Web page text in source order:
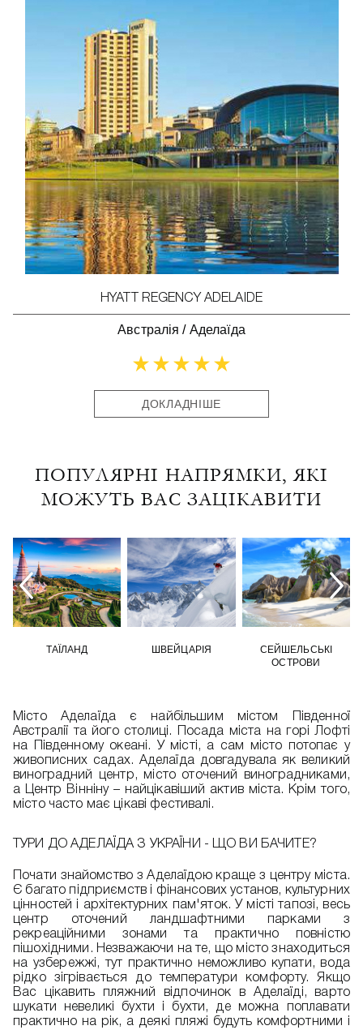
HYATT REGENCY ADELAIDE
Австралія / Аделаїда
ДОКЛАДНІШЕ
ПОПУЛЯРНІ НАПРЯМКИ, ЯКІ
МОЖУТЬ ВАС ЗАЦІКАВИТИ
ТАЇЛАНД ШВЕЙЦАРІЯ
СЕЙШЕЛЬСЬКІ
ОСТРОВИ
Місто Аделаїда є найбільшим містом Південної
Австралії та його столиці. Посада міста на горі Лофті
на Південному океані. У місті, а сам місто потопає у
живописних садах. Аделаїда довгадувала як великий
виноградний центр, місто оточений виноградниками,
а Центр Вінніну – найцікавіший актив міста. Крім того,
місто часто має цікаві фестивалі.
ТУРИ ДО АДЕЛАЇДА З УКРАЇНИ - ЩО ВИ БАЧИТЕ?
Почати знайомство з Аделаїдою краще з центру міста.
Є багато підприємств і фінансових установ, культурних
цінностей і архітектурних пам'яток. У місті тапозі, весь
центр оточений ландшафтними парками з
рекреаційними зонами та практично повністю
пішохідними. Незважаючи на те, що місто знаходиться
на узбережжі, тут практично неможливо купати, вода
рідко зігрівається до температури комфорту. Якщо
Вас цікавить пляжний відпочинок в Аделаїді, варто
шукати невеликі бухти і бухти, де можна поплавати
практично на рік, а деякі пляжі будуть комфортними і